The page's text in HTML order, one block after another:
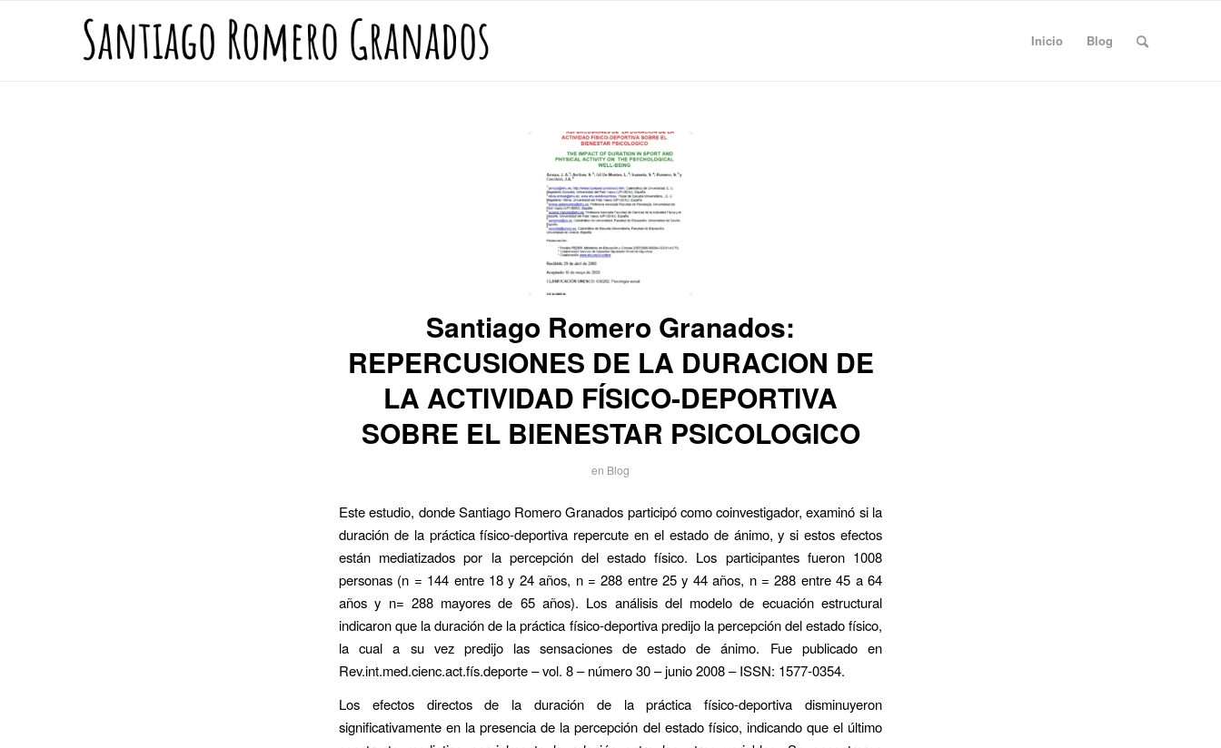
Inicio Blog
Santiago Romero Granados:
REPERCUSIONES DE LA DURACION DE
LA ACTIVIDAD FÍSICO-DEPORTIVA
SOBRE EL BIENESTAR PSICOLOGICO
en Blog
Este estudio, donde Santiago Romero Granados participó como coinvestigador, examinó si la
duración de la práctica físico-deportiva repercute en el estado de ánimo, y si estos efectos
están mediatizados por la percepción del estado físico. Los participantes fueron 1008
personas (n = 144 entre 18 y 24 años, n = 288 entre 25 y 44 años, n = 288 entre 45 a 64
años y n= 288 mayores de 65 años). Los análisis del modelo de ecuación estructural
indicaron que la duración de la práctica físico-deportiva predijo la percepción del estado físico,
la cual a su vez predijo las sensaciones de estado de ánimo. Fue publicado en
Rev.int.med.cienc.act.fís.deporte – vol. 8 – número 30 – junio 2008 – ISSN: 1577-0354.
Los efectos directos de la duración de la práctica físico-deportiva disminuyeron
significativamente en la presencia de la percepción del estado físico, indicando que el último